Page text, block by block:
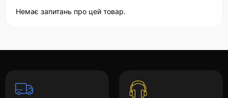
Немає запитань про цей товар.